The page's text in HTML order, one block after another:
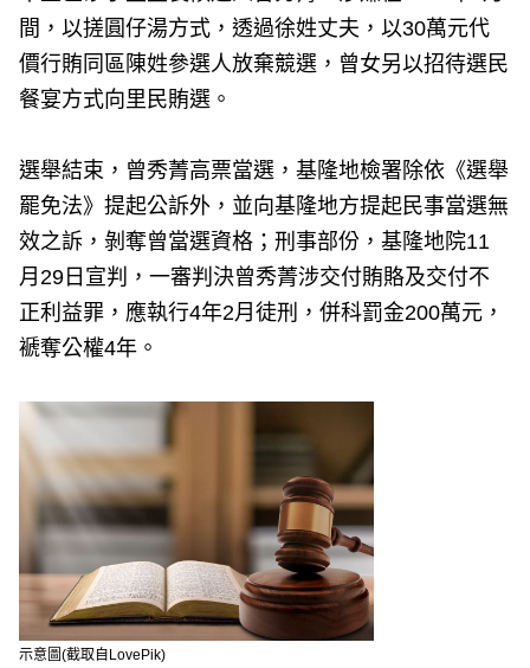
間，以搓圓仔湯方式，透過徐姓丈夫，以30萬元代
價行賄同區陳姓參選人放棄競選，曾女另以招待選民
餐宴方式向里民賄選。
選舉結束，曾秀菁高票當選，基隆地檢署除依《選舉
罷免法》提起公訴外，並向基隆地方提起民事當選無
效之訴，剝奪曾當選資格；刑事部份，基隆地院11
月29日宣判，一審判決曾秀菁涉交付賄賂及交付不
正利益罪，應執行4年2月徒刑，併科罰金200萬元，
褫奪公權4年。
示意圖(截取自LovePik)